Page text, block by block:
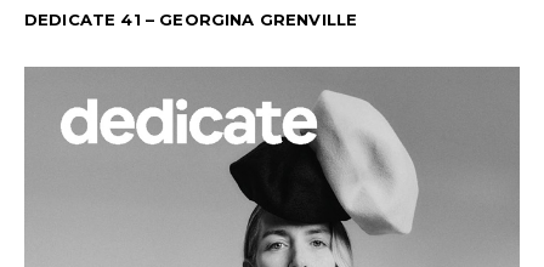
DEDICATE 41 – GEORGINA GRENVILLE